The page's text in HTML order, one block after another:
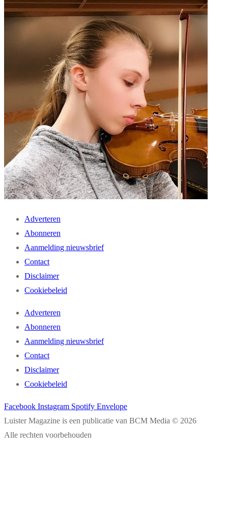
Adverteren
Abonneren
Aanmelding nieuwsbrief
Contact
Disclaimer
Cookiebeleid
Adverteren
Abonneren
Aanmelding nieuwsbrief
Contact
Disclaimer
Cookiebeleid
Facebook Instagram Spotify Envelope
Luister Magazine is een publicatie van BCM Media © 2026
Alle rechten voorbehouden